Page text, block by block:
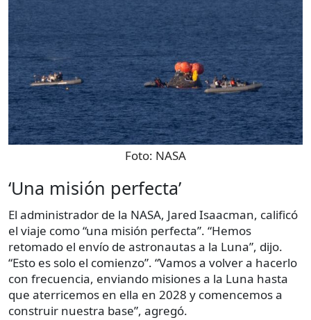
Foto: NASA
‘Una misión perfecta’
El administrador de la NASA, Jared Isaacman, calificó
el viaje como “una misión perfecta”. “Hemos
retomado el envío de astronautas a la Luna”, dijo.
“Esto es solo el comienzo”. “Vamos a volver a hacerlo
con frecuencia, enviando misiones a la Luna hasta
que aterricemos en ella en 2028 y comencemos a
construir nuestra base”, agregó.